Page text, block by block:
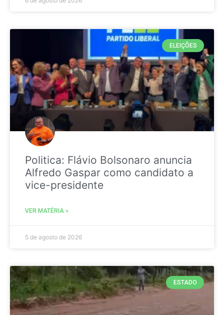
ELEIÇÕES
Politica: Flávio Bolsonaro anuncia
Alfredo Gaspar como candidato a
vice-presidente
VER MATÉRIA »
5 de agosto de 2026
ESTADO